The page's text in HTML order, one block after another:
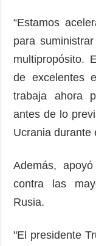
Releases
“Estamos
para
multipropósito.
de excelentes
trabaja ahora
antes de lo
Ucrania durante
Además,
contra las
Rusia.
"El presidente